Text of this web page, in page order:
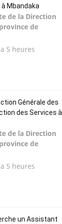
Mbandaka
de la Direction
de
5 heures
Générale des
des Services à
de la Direction
de
5 heures
un Assistant